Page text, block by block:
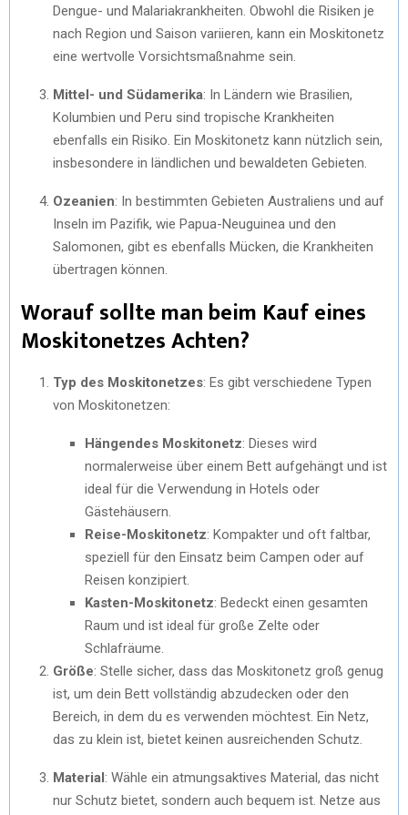
Dengue- und Malariakrankheiten. Obwohl die Risiken je
nach Region und Saison variieren, kann ein Moskitonetz
eine wertvolle Vorsichtsmaßnahme sein.
Mittel- und Südamerika: In Ländern wie Brasilien,
Kolumbien und Peru sind tropische Krankheiten
ebenfalls ein Risiko. Ein Moskitonetz kann nützlich sein,
insbesondere in ländlichen und bewaldeten Gebieten.
Ozeanien: In bestimmten Gebieten Australiens und auf
Inseln im Pazifik, wie Papua-Neuguinea und den
Salomonen, gibt es ebenfalls Mücken, die Krankheiten
übertragen können.
Worauf sollte man beim Kauf eines
Moskitonetzes Achten?
Typ des Moskitonetzes: Es gibt verschiedene Typen
von Moskitonetzen:
Hängendes Moskitonetz: Dieses wird
normalerweise über einem Bett aufgehängt und ist
ideal für die Verwendung in Hotels oder
Gästehäusern.
Reise-Moskitonetz: Kompakter und oft faltbar,
speziell für den Einsatz beim Campen oder auf
Reisen konzipiert.
Kasten-Moskitonetz: Bedeckt einen gesamten
Raum und ist ideal für große Zelte oder
Schlafräume.
Größe: Stelle sicher, dass das Moskitonetz groß genug
ist, um dein Bett vollständig abzudecken oder den
Bereich, in dem du es verwenden möchtest. Ein Netz,
das zu klein ist, bietet keinen ausreichenden Schutz.
Material: Wähle ein atmungsaktives Material, das nicht
nur Schutz bietet, sondern auch bequem ist. Netze aus